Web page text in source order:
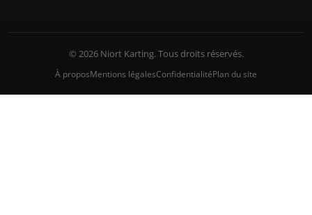
© 2026 Niort Karting. Tous droits réservés.
À proposMentions légalesConfidentialitéPlan du site